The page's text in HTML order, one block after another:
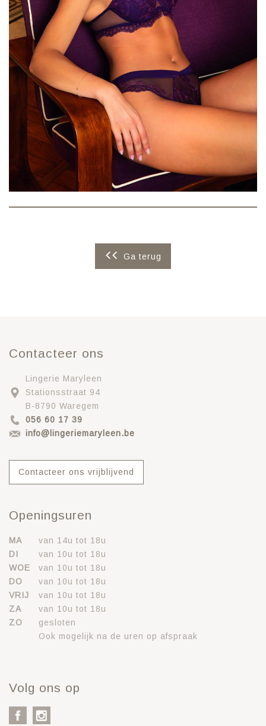
Ga terug
Contacteer ons
Lingerie Maryleen
Stationsstraat 94
B-8790 Waregem
056 60 17 39
info@lingeriemaryleen.be
Contacteer ons vrijblijvend
Openingsuren
MA
van 14u tot 18u
DI
van 10u tot 18u
WOE
van 10u tot 18u
DO
van 10u tot 18u
VRIJ
van 10u tot 18u
ZA
van 10u tot 18u
ZO
gesloten
Ook mogelijk na de uren op afspraak
Volg ons op